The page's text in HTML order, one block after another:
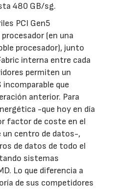
480 GB/sg.
PCI Gen5
(en una
procesador), junto
interna entre cada
permiten un
que
anterior. Para
-que hoy en día
factor de coste en el
centro de datos-,
de datos de todo el
sistemas
Lo que diferencia a
de sus competidores